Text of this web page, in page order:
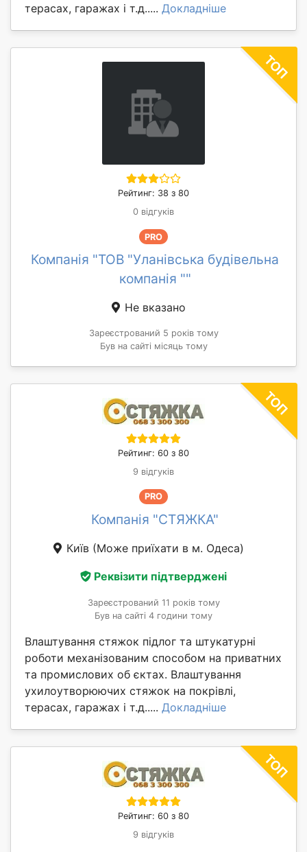
терасах, гаражах і т.д..... Докладніше
Рейтинг: 38 з 80
0 відгуків
PRO
Компанія "ТОВ "Уланівська будівельна
компанія ""
Не вказано
Зареєстрований 5 років тому
Був на сайті місяць тому
Рейтинг: 60 з 80
9 відгуків
PRO
Компанія "СТЯЖКА"
Київ (Може приїхати в м. Одеса)
Реквізити підтверджені
Зареєстрований 11 років тому
Був на сайті 4 години тому
Влаштування стяжок підлог та штукатурні
роботи механізованим способом на приватних
та промислових об єктах. Влаштування
ухилоутворюючих стяжок на покрівлі,
терасах, гаражах і т.д..... Докладніше
Рейтинг: 60 з 80
9 відгуків